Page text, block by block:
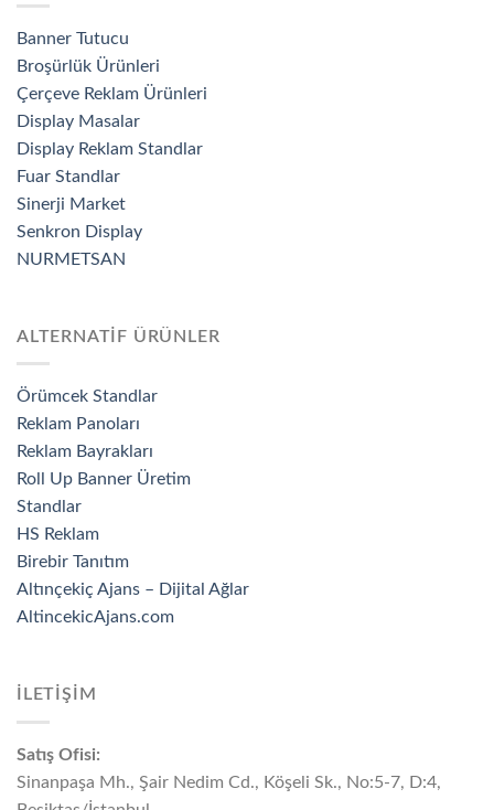
Banner Tutucu
Broşürlük Ürünleri
Çerçeve Reklam Ürünleri
Display Masalar
Display Reklam Standlar
Fuar Standlar
Sinerji Market
Senkron Display
NURMETSAN
ALTERNATİF ÜRÜNLER
Örümcek Standlar
Reklam Panoları
Reklam Bayrakları
Roll Up Banner Üretim
Standlar
HS Reklam
Birebir Tanıtım
Altınçekiç Ajans – Dijital Ağlar
AltincekicAjans.com
İLETİŞİM
Satış Ofisi:
Sinanpaşa Mh., Şair Nedim Cd., Köşeli Sk., No:5-7, D:4,